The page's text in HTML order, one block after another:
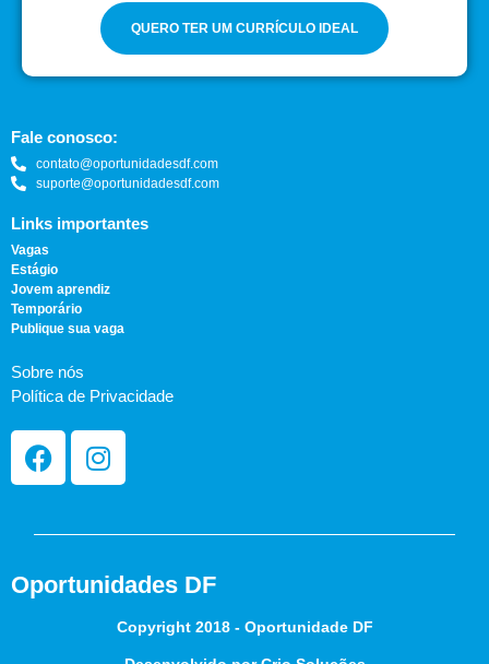
QUERO TER UM CURRÍCULO IDEAL
Fale conosco:
contato@oportunidadesdf.com
suporte@oportunidadesdf.com
Links importantes
Vagas
Estágio
Jovem aprendiz
Temporário
Publique sua vaga
Sobre nós
Política de Privacidade
Oportunidades DF
Copyright 2018 - Oportunidade DF